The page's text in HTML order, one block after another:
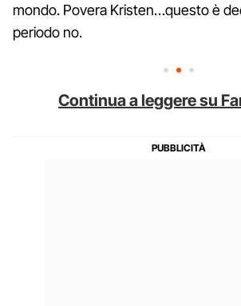
mondo. Povera Kristen…questo è
periodo no.
Continua a leggere su